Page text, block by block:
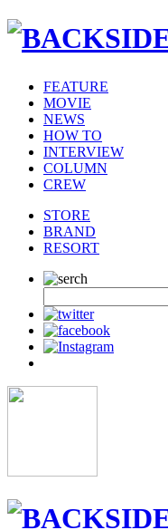
FEATURE
MOVIE
NEWS
HOW TO
INTERVIEW
COLUMN
CREW
STORE
BRAND
RESORT